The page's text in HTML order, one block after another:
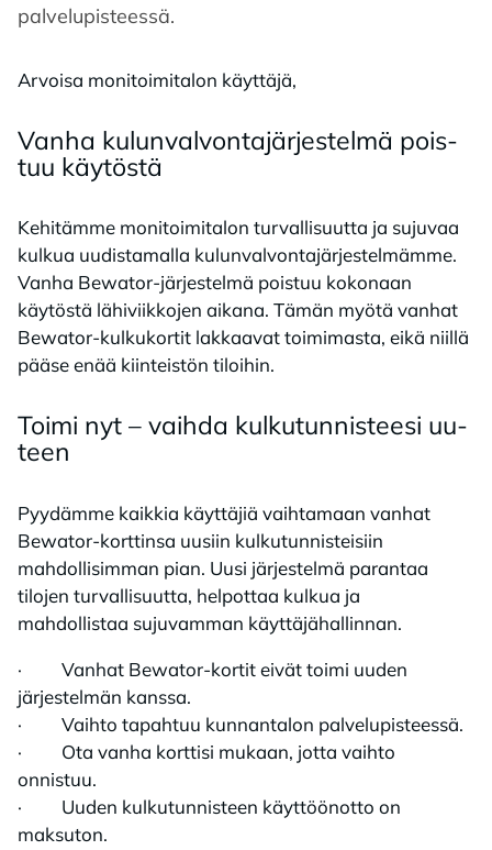
palvelupisteessä.
Arvoisa monitoimitalon käyttäjä,
Van­ha ku­lun­val­von­ta­jär­jes­tel­mä pois­
tuu käy­tös­tä
Kehitämme monitoimitalon turvallisuutta ja sujuvaa
kulkua uudistamalla kulunvalvontajärjestelmämme.
Vanha Bewator-järjestelmä poistuu kokonaan
käytöstä lähiviikkojen aikana. Tämän myötä vanhat
Bewator-kulkukortit lakkaavat toimimasta, eikä niillä
pääse enää kiinteistön tiloihin.
Toi­mi nyt – vaih­da kul­ku­tun­nis­tee­si uu­
teen
Pyydämme kaikkia käyttäjiä vaihtamaan vanhat
Bewator-korttinsa uusiin kulkutunnisteisiin
mahdollisimman pian. Uusi järjestelmä parantaa
tilojen turvallisuutta, helpottaa kulkua ja
mahdollistaa sujuvamman käyttäjähallinnan.
· Vanhat Bewator-kortit eivät toimi uuden
järjestelmän kanssa.
· Vaihto tapahtuu kunnantalon palvelupisteessä.
· Ota vanha korttisi mukaan, jotta vaihto
onnistuu.
· Uuden kulkutunnisteen käyttöönotto on
maksuton.